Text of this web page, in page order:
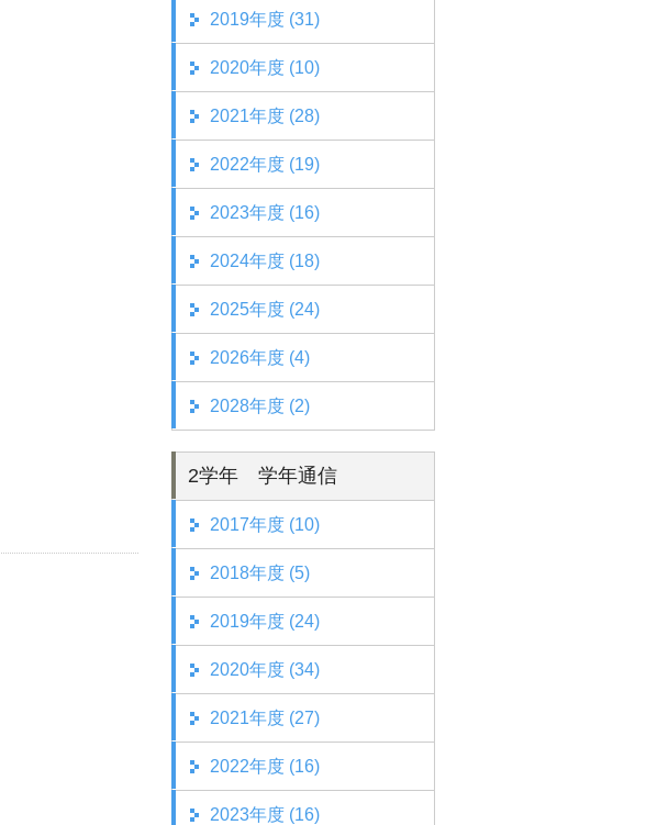
2019年度 (31)
2020年度 (10)
2021年度 (28)
2022年度 (19)
2023年度 (16)
2024年度 (18)
2025年度 (24)
2026年度 (4)
2028年度 (2)
2学年 学年通信
2017年度 (10)
2018年度 (5)
2019年度 (24)
2020年度 (34)
2021年度 (27)
2022年度 (16)
2023年度 (16)